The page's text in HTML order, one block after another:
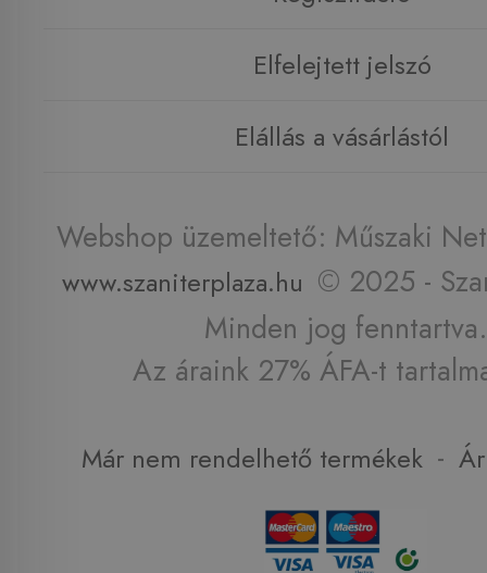
Elfelejtett jelszó
Elállás a vásárlástól
Webshop üzemeltető: Műszaki
www.szaniterplaza.hu © 2025 -
Minden jog fenntartva.
Az áraink 27% ÁFA-t
Már nem rendelhető termékek -